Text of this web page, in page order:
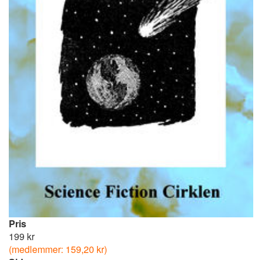
Pris
199 kr
(medlemmer: 159,20 kr)